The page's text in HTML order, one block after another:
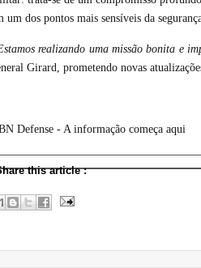
um dos pontos mais sensíveis da
realizando uma missão bonita e
Girard, prometendo novas
Defense - A informação começa aqui
this article: